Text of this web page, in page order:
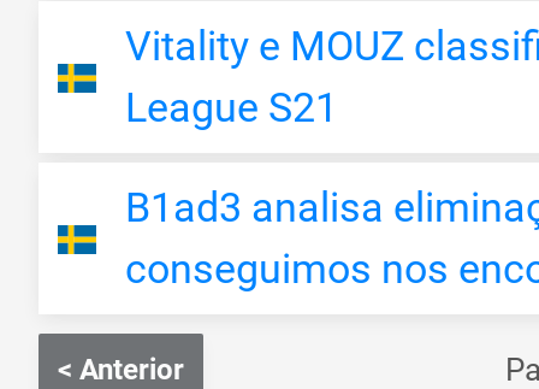
Vitality e MOUZ
League S21
B1ad3 analisa
conseguimos nos
< Anterior